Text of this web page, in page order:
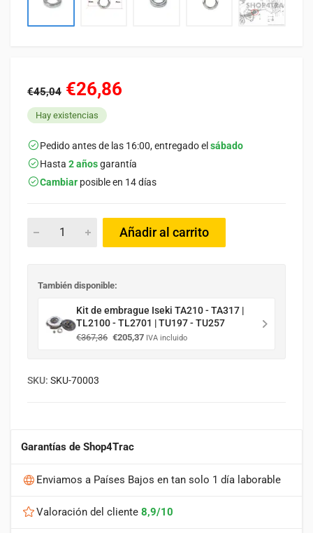
€45,04 €26,86
Hay existencias
Pedido antes de las 16:00, entregado elsábado
Hasta 2 añosgarantía
Cambiar posible en 14 días
Añadir al carrito
También disponible:
Kit de embrague Iseki TA210 - TA317 |
TL2100 - TL2701 | TU197 - TU257
€367,36 El
€205,37ElIVA incluido
SKU: SKU-70003
Garantías de Shop4Trac
Enviamos a Países Bajos en tan solo 1 día laborable
Valoración del cliente 8,9/10